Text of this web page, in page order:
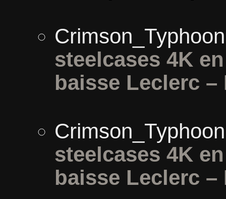
Crimson_Typhoon
steelcases 4K
baisse Leclerc
Crimson_Typhoon
steelcases 4K
baisse Leclerc